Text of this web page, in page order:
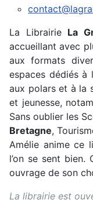
La Librairie La
accueillant avec
aux formats
espaces dédiés à
aux polars et à la
et jeunesse,
Sans oublier les
Bretagne,
Amélie anime ce
l’on se sent bien.
ouvrage de son
La librairie est